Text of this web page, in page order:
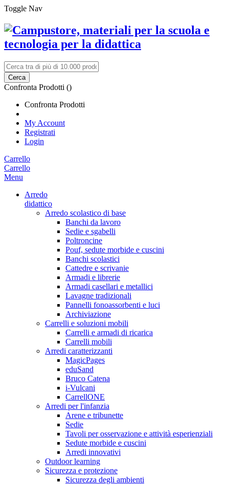
Toggle Nav
Cerca
Confronta Prodotti ()
Confronta Prodotti
My Account
Registrati
Login
Carrello
Carrello
Menu
Arredo
didattico
Arredo scolastico di base
Banchi da lavoro
Sedie e sgabelli
Poltroncine
Pouf, sedute morbide e cuscini
Banchi scolastici
Cattedre e scrivanie
Armadi e librerie
Armadi casellari e metallici
Lavagne tradizionali
Pannelli fonoassorbenti e luci
Archiviazione
Carrelli e soluzioni mobili
Carrelli e armadi di ricarica
Carrelli mobili
Arredi caratterizzanti
MagicPages
eduSand
Bruco Catena
i-Vulcani
CarrellONE
Arredi per l'infanzia
Arene e tribunette
Sedie
Tavoli per osservazione e attività esperienziali
Sedute morbide e cuscini
Arredi innovativi
Outdoor learning
Sicurezza e protezione
Sicurezza degli ambienti